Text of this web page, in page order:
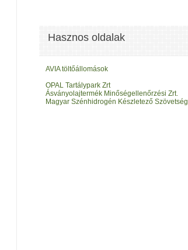
Hasznos oldalak
AVIA töltőállomások
OPAL Tartálypark Zrt
Ásványolajtermék Minőségellenőrzési Zrt.
Magyar Szénhidrogén Készletező Szövetség